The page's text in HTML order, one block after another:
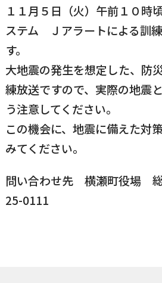
育児／子育て
予防接種／健診など
入学／転入学
印鑑登録
国民健康保険
各種申請書
横瀬町の施設
横瀬のふるさと納税
横瀬町の観光
小児科オンライン
暮らし・手続き・
施設・文化
横瀬町のこと
１１月５日（火）午前１０時
ステム Ｊアラートによる訓
す。
大地震の発生を想定した、防
練放送ですので、実際の地震
う注意してください。
この機会に、地震に備えた対
みてください。
問い合わせ先 横瀬町役場
25-0111